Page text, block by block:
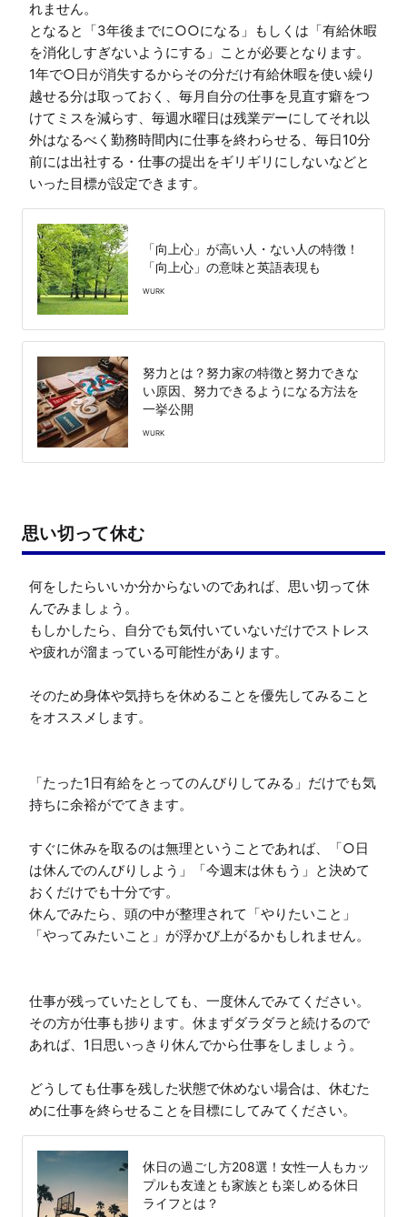
れません。
となると「3年後までに○○になる」もしくは「有給休暇
を消化しすぎないようにする」ことが必要となります。
1年で○日が消失するからその分だけ有給休暇を使い繰り
越せる分は取っておく、毎月自分の仕事を見直す癖をつ
けてミスを減らす、毎週水曜日は残業デーにしてそれ以
外はなるべく勤務時間内に仕事を終わらせる、毎日10分
前には出社する・仕事の提出をギリギリにしないなどと
「向上心」が高い人・ない人の特徴！
「向上心」の意味と英語表現も
WURK
努力とは？努力家の特徴と努力できな
い原因、努力できるようになる方法を
一挙公開
WURK
思い切って休む
何をしたらいいか分からないのであれば、思い切って休
んでみましょう。
もしかしたら、自分でも気付いていないだけでストレス
や疲れが溜まっている可能性があります。
そのため身体や気持ちを休めることを優先してみること
をオススメします。
「たった1日有給をとってのんびりしてみる」だけでも気
持ちに余裕がでてきます。
すぐに休みを取るのは無理ということであれば、「○日
は休んでのんびりしよう」「今週末は休もう」と決めて
おくだけでも十分です。
休んでみたら、頭の中が整理されて「やりたいこと」
「やってみたいこと」が浮かび上がるかもしれません。
仕事が残っていたとしても、一度休んでみてください。
その方が仕事も捗ります。休まずダラダラと続けるので
あれば、1日思いっきり休んでから仕事をしましょう。
どうしても仕事を残した状態で休めない場合は、休むた
めに仕事を終らせることを目標にしてみてください。
休日の過ごし方208選！女性一人もカッ
プルも友達とも家族とも楽しめる休日
ライフとは？